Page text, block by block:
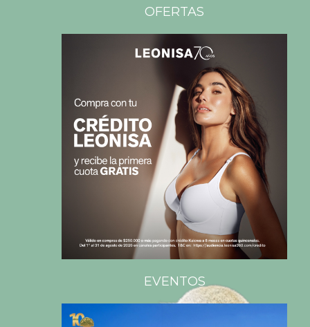
OFERTAS
EVENTOS